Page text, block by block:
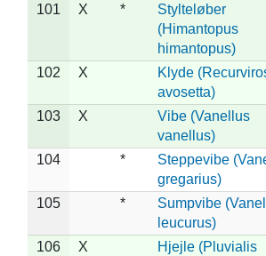
101 X *
Stylteløber
(Himantopus
himantopus)
102 X
Klyde
avosetta)
103 X
Vibe (Vanellus
vanellus)
104 *
Steppevibe
gregarius)
105 *
Sumpvibe
leucurus)
106 X
Hjejle (Pluvialis